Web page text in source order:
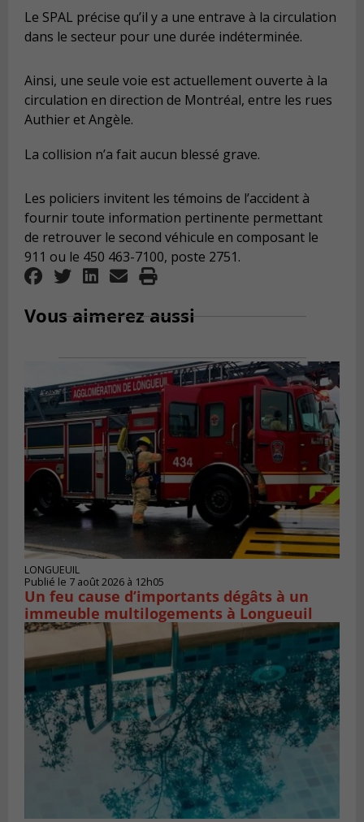
Le SPAL précise qu’il y a une entrave à la circulation
dans le secteur pour une durée indéterminée.
Ainsi, une seule voie est actuellement ouverte à la
circulation en direction de Montréal, entre les rues
Authier et Angèle.
La collision n’a fait aucun blessé grave.
Les policiers invitent les témoins de l’accident à
fournir toute information pertinente permettant
de retrouver le second véhicule en composant le
911 ou le 450 463-7100, poste 2751.
Vous aimerez aussi
LONGUEUIL
Publié le 7 août 2026 à 12h05
Un feu cause d’importants dégâts à un
immeuble multilogements à Longueuil